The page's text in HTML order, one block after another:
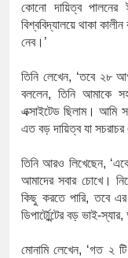
কোনো দায়িত্ব পালনের
বিশ্ববিদ্যালয়ে থাকা কালীন
নেব। ’
তিনি লেখেন, ‘তবে ২৮
বললেন,তিনি আমাকে
এক্সাইটেড ছিলাম। আমি
এত বড় দায়িত্ব যা সচরাচর
তিনি আরও লিখেছেন, ‘
আমাদের সবার চোখে।
কিছু করতে পারি,তবে এর
ডিপার্ট্মেন্টের বড় ভাই-স্যার,
মোনামি লেখেন, ‘গত ২ টি